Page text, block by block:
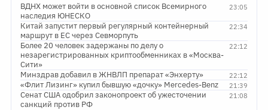
23:05
ВДНХ может войти в основной список Всемирного
наследия ЮНЕСКО
22:34
Китай запустит первый регулярный контейнерный
маршрут в ЕС через Севморпуть
22:12
Более 20 человек задержаны по делу о
незарегистрированных криптообменниках в «Москва-
Сити»
22:12
Минздрав добавил в ЖНВЛП препарат «Энхерту»
21:39
«Флит Лизинг» купил бывшую «дочку» Mercedes-Benz
21:08
Сенат США одобрил законопроект об ужесточении
санкций против РФ